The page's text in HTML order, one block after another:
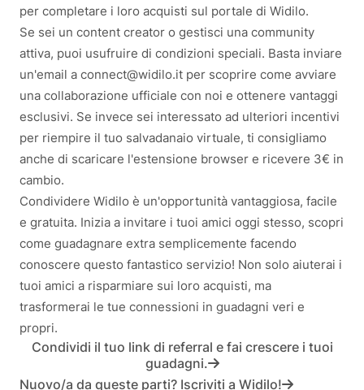
per completare i loro acquisti sul portale di Widilo.
Se sei un content creator o gestisci una community
attiva, puoi usufruire di condizioni speciali. Basta inviare
un'email a connect@widilo.it per scoprire come avviare
una collaborazione ufficiale con noi e ottenere vantaggi
esclusivi. Se invece sei interessato ad ulteriori incentivi
per riempire il tuo salvadanaio virtuale, ti consigliamo
anche di scaricare l'estensione browser e ricevere 3€ in
cambio.
Condividere Widilo è un'opportunità vantaggiosa, facile
e gratuita. Inizia a invitare i tuoi amici oggi stesso, scopri
come guadagnare extra semplicemente facendo
conoscere questo fantastico servizio! Non solo aiuterai i
tuoi amici a risparmiare sui loro acquisti, ma
trasformerai le tue connessioni in guadagni veri e
propri.
Condividi il tuo link di referral e fai crescere i tuoi
guadagni.
Nuovo/a da queste parti? Iscriviti a Widilo!